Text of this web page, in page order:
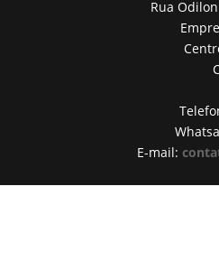
Rua
E-mail: